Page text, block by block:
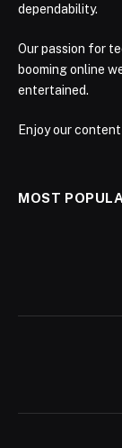
dependability.
Our passion for
booming online
entertained.
Enjoy our
MOST